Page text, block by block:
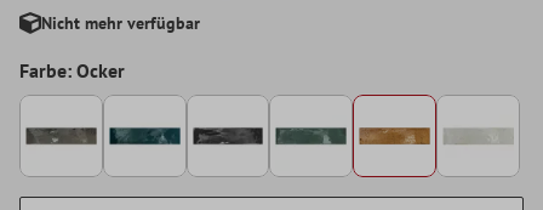
Nicht mehr verfügbar
Farbe: Ocker